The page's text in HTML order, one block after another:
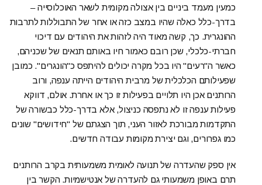
כמעין מעמד ביניים בין אצולה מקומית לשאר האוכלוסייה –
בדרך-כלל כאלה שהיו במצב כזה או אחר של התבוללות לתרבות
ההונגרית. כך, קשה מאוד היה לזהות את היהודים עם דיכוי
חברתי-כלכלי, שכן רובם כאמור חיו באותם תנאים של שכניהם,
כאשר ה"רעים" היו בכל מקרה יכולים להיתפס כ"הונגרים". כמובן
שפעילותם הכלכלית של מרבית היהודים הייתה ענפה, ורוב
הרותנים אכן היו תלויים בפעילות זו כך או אחרת. אולם, דווקא
פעילות ענפה זו לא נתפסה כניצול, אלא בדרך-כלל כבשורה של
התקדמות מבורכת לאזור העני, תוך הצגתם של "חידושים" שונים
כמו גפרורים, וגם יצירת מקומות עבודה חדשים.
אין ספק שהעדרה של תנועה לאומית משמעותית בקרב הרותנים
תרם באופן משמעותי גם להעדרה של אנטישמיות. הקשר בין